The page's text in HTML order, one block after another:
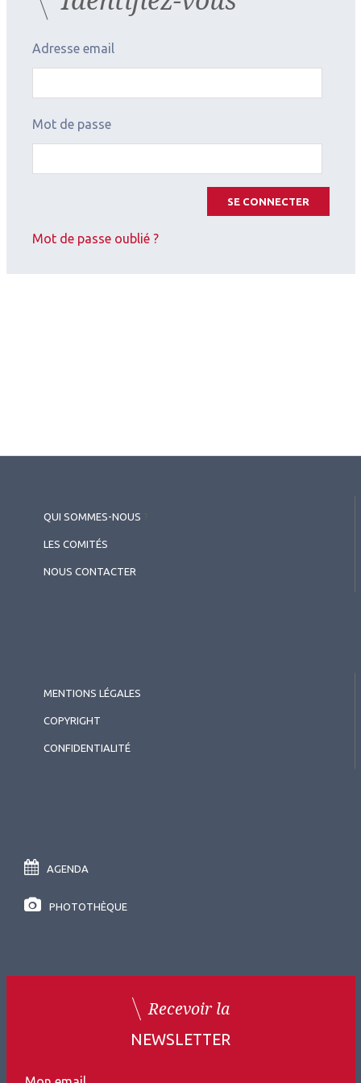
l’Observatoire.
Adresse email
Mot de passe
SE CONNECTER
Mot de passe oublié ?
QUI SOMMES-NOUS
LES COMITÉS
NOUS CONTACTER
MENTIONS LÉGALES
COPYRIGHT
CONFIDENTIALITÉ
AGENDA
PHOTOTHÈQUE
Recevoir la
NEWSLETTER